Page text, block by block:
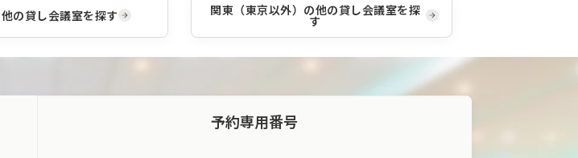
の貸し会議室を探す 関東（東京以外） の他の貸し会議室を探
す
予約専用番号